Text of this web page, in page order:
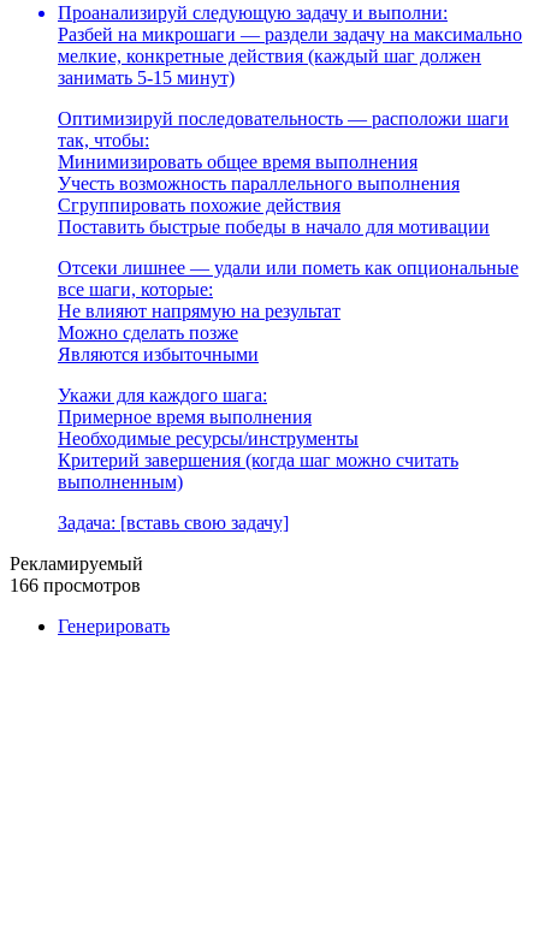
Проанализируй следующую задачу и выполни:
Разбей на микрошаги — раздели задачу на максимально
мелкие, конкретные действия (каждый шаг должен
занимать 5-15 минут)
Оптимизируй последовательность — расположи шаги
так, чтобы:
Минимизировать общее время выполнения
Учесть возможность параллельного выполнения
Сгруппировать похожие действия
Поставить быстрые победы в начало для мотивации
Отсеки лишнее — удали или пометь как опциональные
все шаги, которые:
Не влияют напрямую на результат
Можно сделать позже
Являются избыточными
Укажи для каждого шага:
Примерное время выполнения
Необходимые ресурсы/инструменты
Критерий завершения (когда шаг можно считать
выполненным)
Задача: [вставь свою задачу]
Рекламируемый
166 просмотров
Генерировать